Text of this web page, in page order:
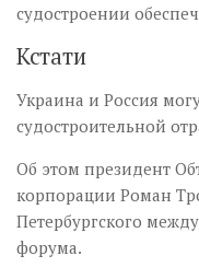
судостроении
Кстати
Украина и Россия
судостроительной
Об этом президент
корпорации Роман
Петербургского
форума.